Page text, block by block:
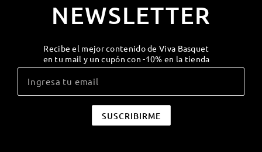
NEWSLETTER
Recibe el mejor contenido de Viva Basquet
en tu mail y un cupón con -10% en la tienda